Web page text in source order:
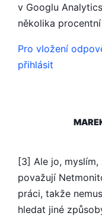
v Googlu
několika
Pro vložení
přihlásit
[3] Ale jo,
považují
práci, takže
hledat jiné